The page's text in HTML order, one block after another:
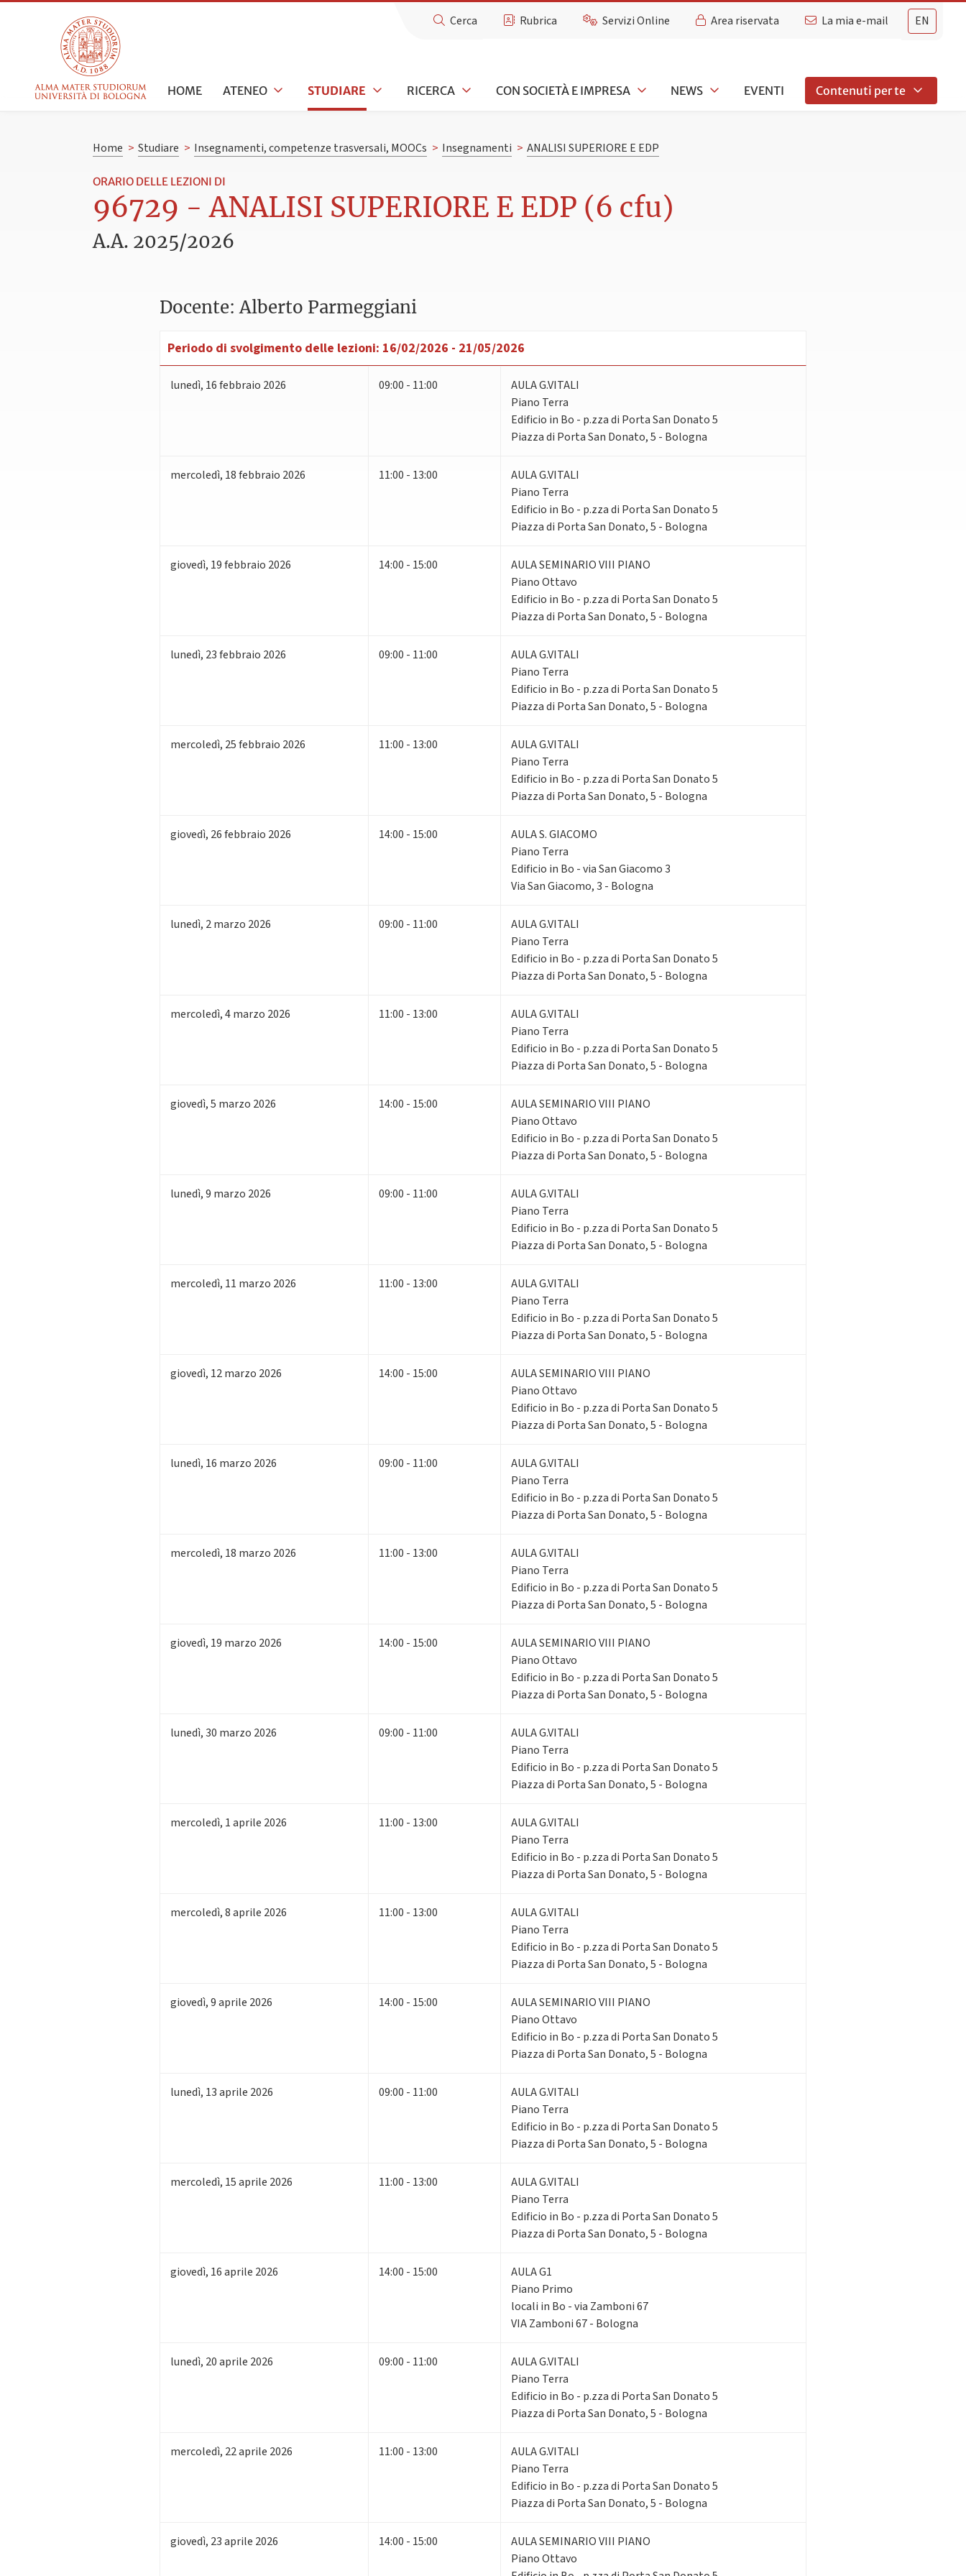
EN
Cerca Rubrica Servizi Online Area riservata La mia e-mail
HOME ATENEO STUDIARE RICERCA CON SOCIETÀ E IMPRESA NEWS EVENTI Contenuti per te
Home > Studiare > Insegnamenti, competenze trasversali, MOOCs > Insegnamenti > ANALISI SUPERIORE E EDP
ORARIO DELLE LEZIONI DI
96729 - ANALISI SUPERIORE E EDP (6 cfu)
A.A. 2025/2026
Docente: Alberto Parmeggiani
Periodo di svolgimento delle lezioni: 16/02/2026 - 21/05/2026
lunedì, 16febbraio 2026 09:00 - 11:00
AULA G.VITALI
Piano Terra
Edificio in Bo - p.zza di Porta San Donato 5
Piazza di Porta San Donato, 5 - Bologna
mercoledì, 18febbraio 2026 11:00 - 13:00
AULA G.VITALI
Piano Terra
Edificio in Bo - p.zza di Porta San Donato 5
Piazza di Porta San Donato, 5 - Bologna
giovedì, 19febbraio 2026 14:00 - 15:00
AULA SEMINARIO VIII PIANO
Piano Ottavo
Edificio in Bo - p.zza di Porta San Donato 5
Piazza di Porta San Donato, 5 - Bologna
lunedì, 23febbraio 2026 09:00 - 11:00
AULA G.VITALI
Piano Terra
Edificio in Bo - p.zza di Porta San Donato 5
Piazza di Porta San Donato, 5 - Bologna
mercoledì, 25febbraio 2026 11:00 - 13:00
AULA G.VITALI
Piano Terra
Edificio in Bo - p.zza di Porta San Donato 5
Piazza di Porta San Donato, 5 - Bologna
giovedì, 26febbraio 2026 14:00 - 15:00
AULA S. GIACOMO
Piano Terra
Edificio in Bo - via San Giacomo 3
Via San Giacomo, 3 - Bologna
lunedì, 2marzo 2026 09:00 - 11:00
AULA G.VITALI
Piano Terra
Edificio in Bo - p.zza di Porta San Donato 5
Piazza di Porta San Donato, 5 - Bologna
mercoledì,4marzo 2026 11:00 - 13:00
AULA G.VITALI
Piano Terra
Edificio in Bo - p.zza di Porta San Donato 5
Piazza di Porta San Donato, 5 - Bologna
giovedì,5 marzo 2026 14:00 - 15:00
AULA SEMINARIO VIII PIANO
Piano Ottavo
Edificio in Bo - p.zza di Porta San Donato 5
Piazza di Porta San Donato, 5 - Bologna
lunedì,9 marzo 2026 09:00 - 11:00
AULA G.VITALI
Piano Terra
Edificio in Bo - p.zza di Porta San Donato 5
Piazza di Porta San Donato, 5 - Bologna
mercoledì, 11 marzo 2026 11:00 - 13:00
AULA G.VITALI
Piano Terra
Edificio in Bo - p.zza di Porta San Donato 5
Piazza di Porta San Donato, 5 - Bologna
giovedì, 12marzo 2026 14:00 - 15:00
AULA SEMINARIO VIII PIANO
Piano Ottavo
Edificio in Bo - p.zza di Porta San Donato 5
Piazza di Porta San Donato, 5 - Bologna
lunedì, 16 marzo 2026 09:00 - 11:00
AULA G.VITALI
Piano Terra
Edificio in Bo - p.zza di Porta San Donato 5
Piazza di Porta San Donato, 5 - Bologna
mercoledì, 18 marzo 2026 11:00 - 13:00
AULA G.VITALI
Piano Terra
Edificio in Bo - p.zza di Porta San Donato 5
Piazza di Porta San Donato, 5 - Bologna
giovedì, 19 marzo 2026 14:00 - 15:00
AULA SEMINARIO VIII PIANO
Piano Ottavo
Edificio in Bo - p.zza di Porta San Donato 5
Piazza di Porta San Donato, 5 - Bologna
lunedì,30 marzo 2026 09:00 - 11:00
AULA G.VITALI
Piano Terra
Edificio in Bo - p.zza di Porta San Donato 5
Piazza di Porta San Donato, 5 - Bologna
mercoledì, 1aprile 2026 11:00 - 13:00
AULA G.VITALI
Piano Terra
Edificio in Bo - p.zza di Porta San Donato 5
Piazza di Porta San Donato, 5 - Bologna
mercoledì,8aprile 2026 11:00 - 13:00
AULA G.VITALI
Piano Terra
Edificio in Bo - p.zza di Porta San Donato 5
Piazza di Porta San Donato, 5 - Bologna
giovedì,9aprile 2026 14:00 - 15:00
AULA SEMINARIO VIII PIANO
Piano Ottavo
Edificio in Bo - p.zza di Porta San Donato 5
Piazza di Porta San Donato, 5 - Bologna
lunedì, 13aprile 2026 09:00 - 11:00
AULA G.VITALI
Piano Terra
Edificio in Bo - p.zza di Porta San Donato 5
Piazza di Porta San Donato, 5 - Bologna
mercoledì, 15aprile 2026 11:00 - 13:00
AULA G.VITALI
Piano Terra
Edificio in Bo - p.zza di Porta San Donato 5
Piazza di Porta San Donato, 5 - Bologna
giovedì, 16aprile 2026 14:00 - 15:00
AULA G1
Piano Primo
locali in Bo - via Zamboni 67
VIA Zamboni 67 - Bologna
lunedì, 20aprile 2026 09:00 - 11:00
AULA G.VITALI
Piano Terra
Edificio in Bo - p.zza di Porta San Donato 5
Piazza di Porta San Donato, 5 - Bologna
mercoledì, 22aprile 2026 11:00 - 13:00
AULA G.VITALI
Piano Terra
Edificio in Bo - p.zza di Porta San Donato 5
Piazza di Porta San Donato, 5 - Bologna
giovedì, 23aprile 2026 14:00 - 15:00
AULA SEMINARIO VIII PIANO
Piano Ottavo